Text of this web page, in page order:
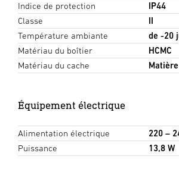
Indice de protection
IP44
Classe
II
Température ambiante
de -20
Matériau du boîtier
HCMC
Matériau du cache
Équipement électrique
Alimentation électrique
220 –
Puissance
13,8 W